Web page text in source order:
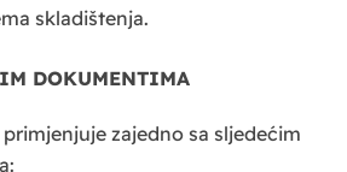
skladištenja.
DOKUMENTIMA
primjenjuje zajedno sa sljedećim